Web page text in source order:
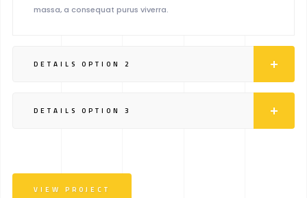
massa, a consequat purus viverra.
DETAILS OPTION 2
DETAILS OPTION 3
VIEW PROJECT